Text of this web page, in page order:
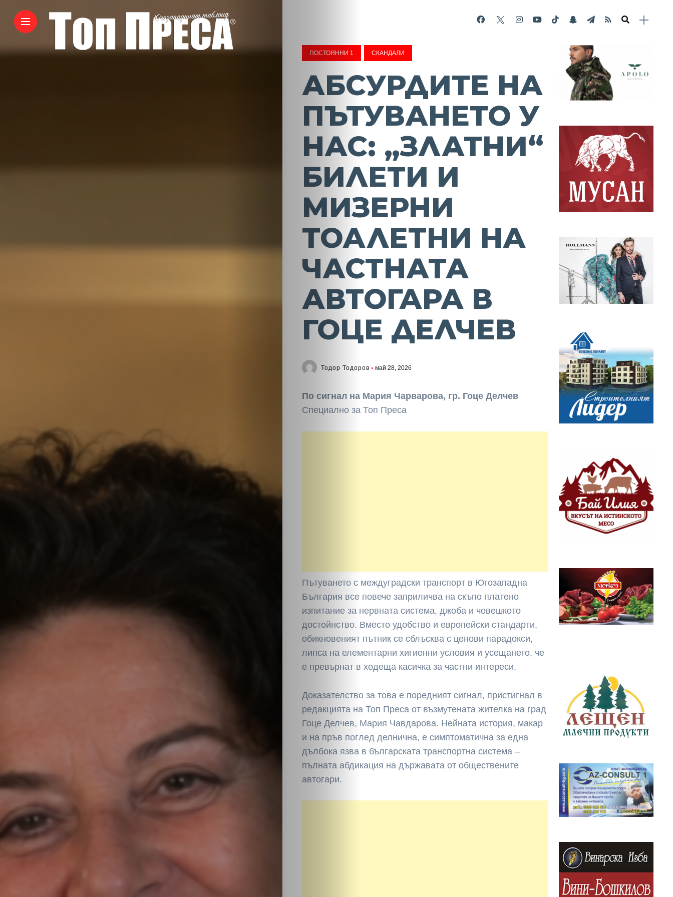
ПОСТОЯННИ 1 СКАНДАЛИ
АБСУРДИТЕ НА
ПЪТУВАНЕТО У
НАС: „ЗЛАТНИ“
БИЛЕТИ И
МИЗЕРНИ
ТОАЛЕТНИ НА
ЧАСТНАТА
АВТОГАРА В
ГОЦЕ ДЕЛЧЕВ
Тодор Тодоров май 28, 2026
По сигнал на Мария Чарварова, гр. Гоце Делчев
Специално за Топ Преса
Пътуването с междуградски транспорт в Югозападна
България все повече заприличва на скъпо платено
изпитание за нервната система, джоба и човешкото
достойнство. Вместо удобство и европейски стандарти,
обикновеният пътник се сблъсква с ценови парадокси,
липса на елементарни хигиенни условия и усещането, че
е превърнат в ходеща касичка за частни интереси.
Доказателство за това е поредният сигнал, пристигнал в
редакцията на Топ Преса от възмутената жителка на град
Гоце Делчев, Мария Чавдарова. Нейната история, макар
и на пръв поглед делнична, е симптоматична за една
дълбока язва в българската транспортна система –
пълната абдикация на държавата от обществените
автогари.